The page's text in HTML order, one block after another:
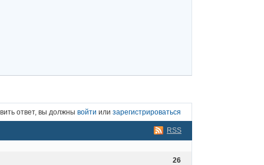
ответ, вы должны войти или зарегистрироваться
RSS
26